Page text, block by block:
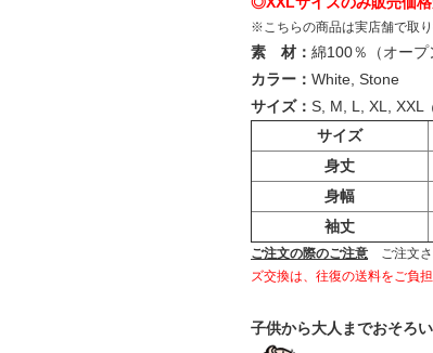
※こちらの商品は実店舗で取
素 材： 綿100％（オープ
カラー： White, Stone
サイズ： S, M, L, XL, XXL
サイズ
身丈
身幅
袖丈
ご注文の際のご注意 ご注文さ
ズ交換は、往復の送料をご負担
子供から大人までおそろ